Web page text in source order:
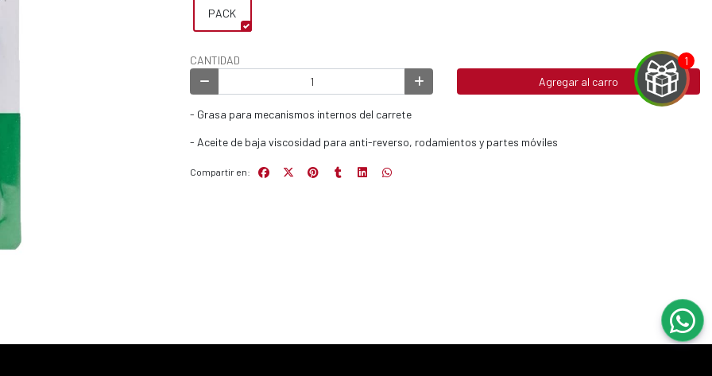
PACK
CANTIDAD
Agregar al carro
- Grasa para mecanismos internos del carrete
- Aceite de baja viscosidad para anti-reverso, rodamientos y partes móviles
Compartir en: